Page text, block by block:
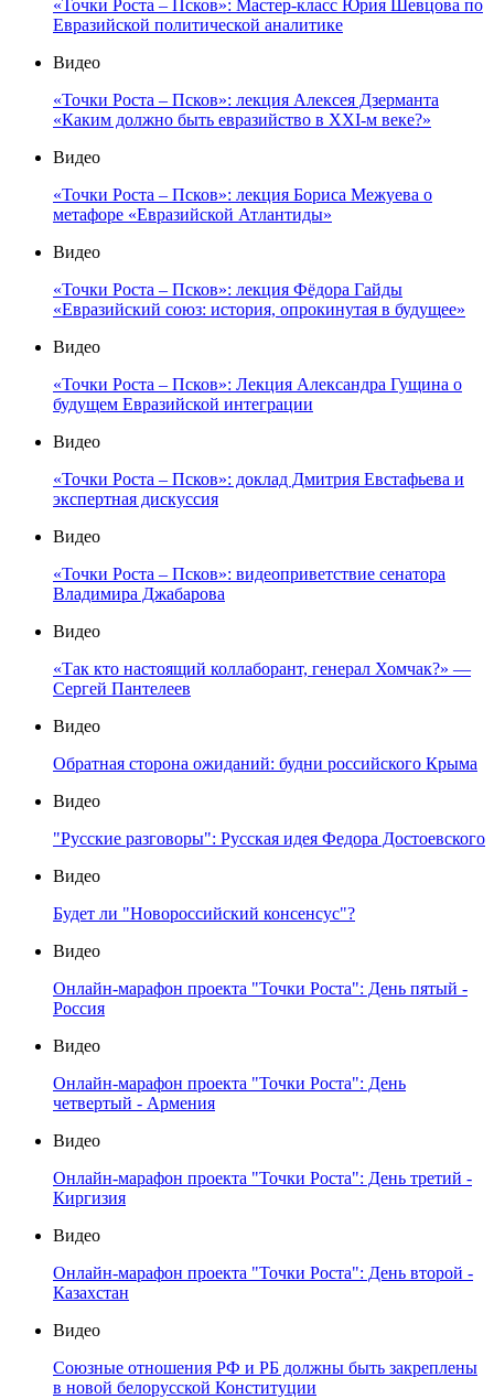
«Точки Роста – Псков»: Мастер-класс Юрия Шевцова по
Евразийской политической аналитике
Видео
«Точки Роста – Псков»: лекция Алексея Дзерманта
«Каким должно быть евразийство в XXI-м веке?»
Видео
«Точки Роста – Псков»: лекция Бориса Межуева о
метафоре «Евразийской Атлантиды»
Видео
«Точки Роста – Псков»: лекция Фёдора Гайды
«Евразийский союз: история, опрокинутая в будущее»
Видео
«Точки Роста – Псков»: Лекция Александра Гущина о
будущем Евразийской интеграции
Видео
«Точки Роста – Псков»: доклад Дмитрия Евстафьева и
экспертная дискуссия
Видео
«Точки Роста – Псков»: видеоприветствие сенатора
Владимира Джабарова
Видео
«Так кто настоящий коллаборант, генерал Хомчак?» —
Сергей Пантелеев
Видео
Обратная сторона ожиданий: будни российского Крыма
Видео
"Русские разговоры": Русская идея Федора Достоевского
Видео
Будет ли "Новороссийский консенсус"?
Видео
Онлайн-марафон проекта "Точки Роста": День пятый -
Россия
Видео
Онлайн-марафон проекта "Точки Роста": День
четвертый - Армения
Видео
Онлайн-марафон проекта "Точки Роста": День третий -
Киргизия
Видео
Онлайн-марафон проекта "Точки Роста": День второй -
Казахстан
Видео
Союзные отношения РФ и РБ должны быть закреплены
в новой белорусской Конституции